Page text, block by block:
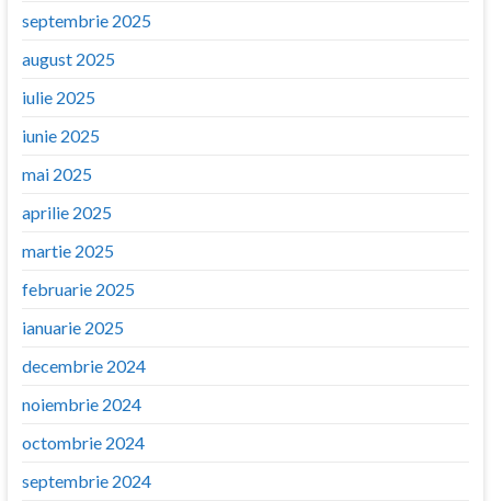
septembrie 2025
august 2025
iulie 2025
iunie 2025
mai 2025
aprilie 2025
martie 2025
februarie 2025
ianuarie 2025
decembrie 2024
noiembrie 2024
octombrie 2024
septembrie 2024